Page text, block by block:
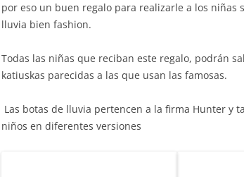
por eso un buen regalo para realizarle a los niñas
lluvia bien fashion.
Todas las niñas que reciban este regalo, podrán
katiuskas parecidas a las que usan las famosas.
Las botas de lluvia pertencen a la firma Hunter y
niños en diferentes versiones